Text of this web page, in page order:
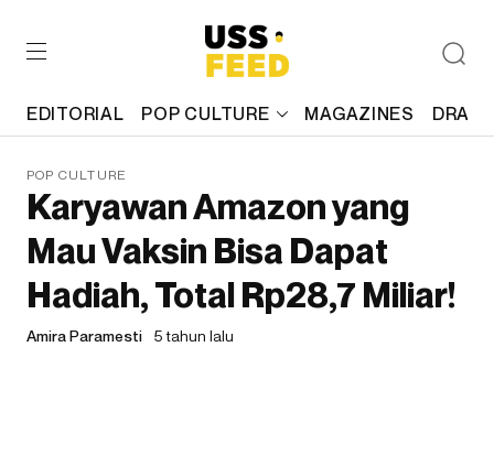
EDITORIAL POP CULTURE MAGAZINES
POP CULTURE
Karyawan Amazon yang
Mau Vaksin Bisa Dapat
Hadiah, Total Rp28,7 Miliar!
Amira Paramesti 5 tahun lalu